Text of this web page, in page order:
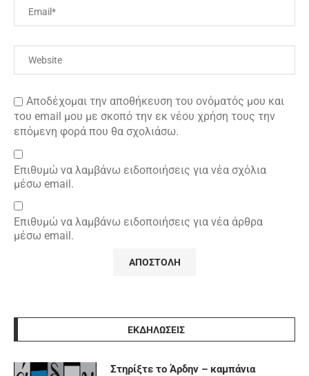
Αποδέχομαι την αποθήκευση του ονόματός μου και
του email μου με σκοπό την εκ νέου χρήση τους την
επόμενη φορά που θα σχολιάσω.
Επιθυμώ να λαμβάνω ειδοποιήσεις για νέα σχόλια
μέσω email.
Επιθυμώ να λαμβάνω ειδοποιήσεις για νέα άρθρα
μέσω email.
ΕΚΔΗΛΩΣΕΙΣ
Στηρίξτε το Άρδην – καμπάνια